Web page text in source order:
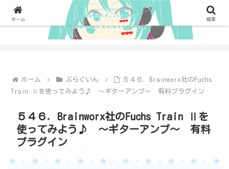
ホーム ぷらぐいん
５４６．Brainworx社のFuchs
Train Ⅱを使ってみよう♪ ～ギターアンプ～ 有料プラグイン
５４６．Brainworx社のFuchs Train Ⅱを
使ってみよう♪ ～ギターアンプ～ 有料
プラグイン
ホーム 検索